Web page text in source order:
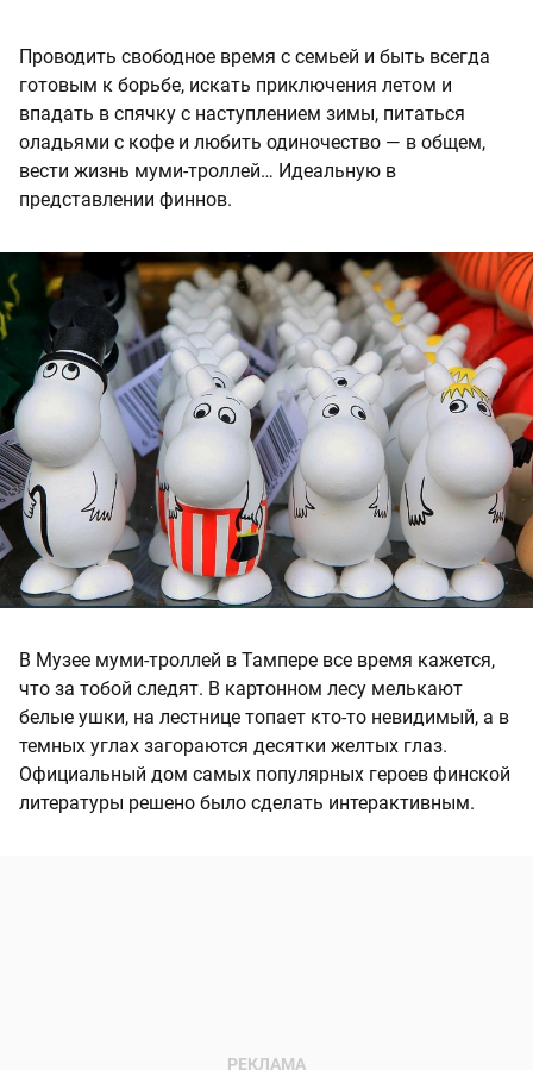
Проводить свободное время с семьей и быть всегда
готовым к борьбе, искать приключения летом и
впадать в спячку с наступлением зимы, питаться
оладьями с кофе и любить одиночество — в общем,
вести жизнь муми-троллей… Идеальную в
представлении финнов.
В Музее муми-троллей в Тампере все время кажется,
что за тобой следят. В картонном лесу мелькают
белые ушки, на лестнице топает кто-то невидимый, а в
темных углах загораются десятки желтых глаз.
Официальный дом самых популярных героев финской
литературы решено было сделать интерактивным.